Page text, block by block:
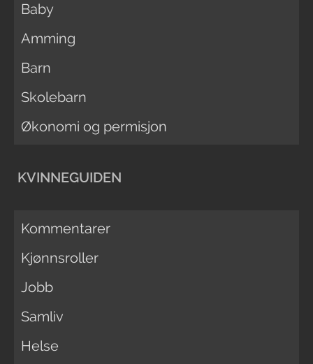
Baby
Amming
Barn
Skolebarn
Økonomi og permisjon
KVINNEGUIDEN
Kommentarer
Kjønnsroller
Jobb
Samliv
Helse